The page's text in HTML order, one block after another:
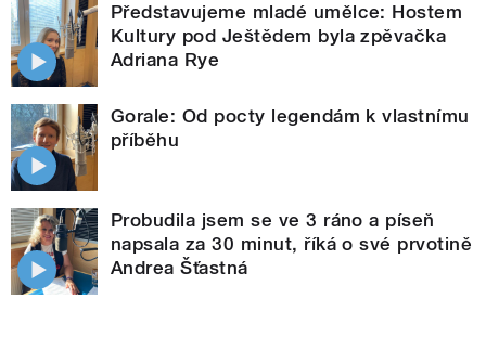
Představujeme mladé umělce: Hostem
Kultury pod Ještědem byla zpěvačka
Adriana Rye
Gorale: Od pocty legendám k vlastnímu
příběhu
Probudila jsem se ve 3 ráno a píseň
napsala za 30 minut, říká o své prvotině
Andrea Šťastná